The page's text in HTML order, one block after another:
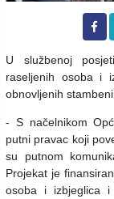
U službenoj
raseljenih osoba i
obnovljenih
- S načelnikom
putni pravac koji
su putnom
Projekat je
osoba i izbjeglica